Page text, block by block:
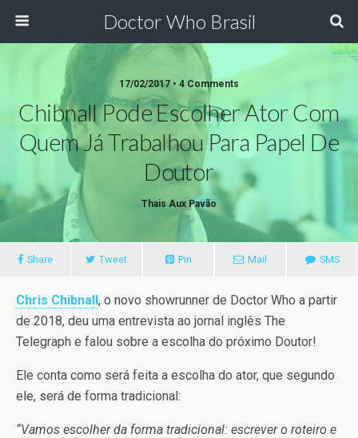
Doctor Who Brasil
17/02/2017 • 4 Comments
Chibnall Pode Escolher Ator Com
Quem Já Trabalhou Para Papel De
Doutor
Thais Aux Pavão
Share Tweet Pin Mail SMS
Chris Chibnall, o novo showrunner de Doctor Who a partir
de 2018, deu uma entrevista ao jornal inglês The
Telegraph e falou sobre a escolha do próximo Doutor!
Ele conta como será feita a escolha do ator, que segundo
ele, será de forma tradicional:
“Vamos escolher da forma tradicional: escrever o roteiro e